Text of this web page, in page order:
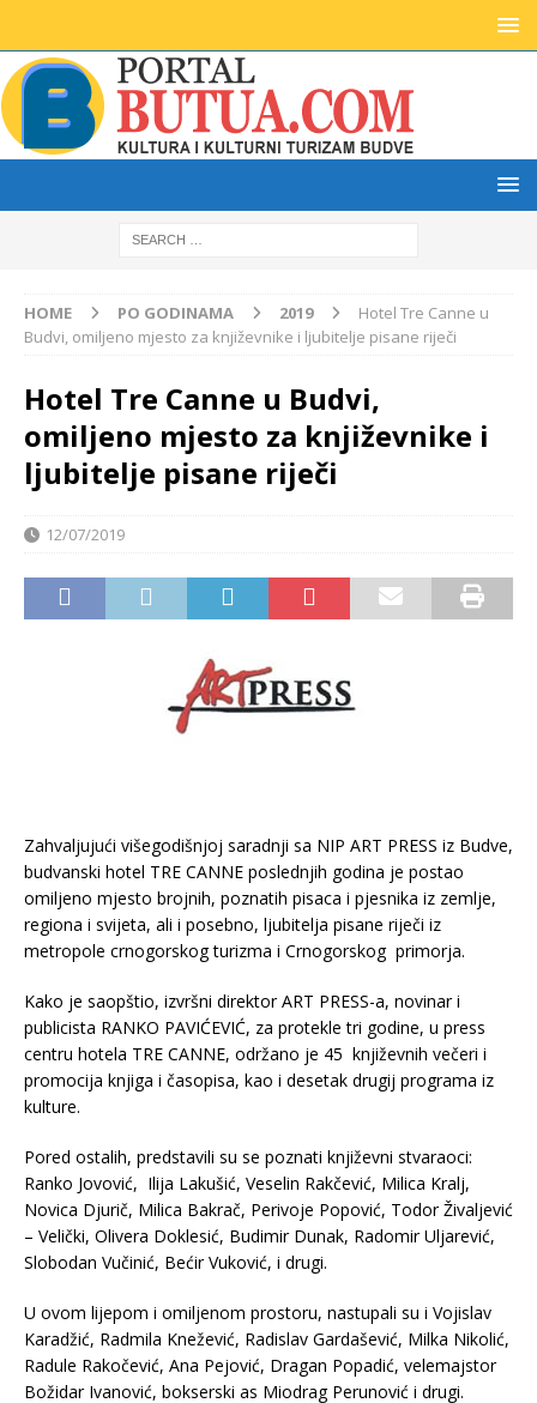
HOME PO GODINAMA 2019
Hotel Tre Canne u
Budvi, omiljeno mjesto za književnike i ljubitelje pisane riječi
Hotel Tre Canne u Budvi,
omiljeno mjesto za književnike i
ljubitelje pisane riječi
12/07/2019
Zahvaljujući višegodišnjoj saradnji sa NIP ART PRESS iz Budve,
budvanski hotel TRE CANNE poslednjih godina je postao
omiljeno mjesto brojnih, poznatih pisaca i pjesnika iz zemlje,
regiona i svijeta, ali i posebno, ljubitelja pisane riječi iz
metropole crnogorskog turizma i Crnogorskog primorja.
Kako je saopštio, izvršni direktor ART PRESS-a, novinar i
publicista RANKO PAVIĆEVIĆ, za protekle tri godine, u press
centru hotela TRE CANNE, održano je 45 književnih večeri i
promocija knjiga i časopisa, kao i desetak drugij programa iz
kulture.
Pored ostalih, predstavili su se poznati književni stvaraoci:
Ranko Jovović, Ilija Lakušić, Veselin Rakčević, Milica Kralj,
Novica Djurič, Milica Bakrač, Perivoje Popović, Todor Živaljević
– Velički, Olivera Doklesić, Budimir Dunak, Radomir Uljarević,
Slobodan Vučinić, Bećir Vuković, i drugi.
U ovom lijepom i omiljenom prostoru, nastupali su i Vojislav
Karadžić, Radmila Knežević, Radislav Gardašević, Milka Nikolić,
Radule Rakočević, Ana Pejović, Dragan Popadić, velemajstor
Božidar Ivanović, bokserski as Miodrag Perunović i drugi.